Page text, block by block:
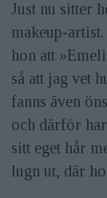
Just nu sitter
makeup-
hon att
så att jag vet
fanns även
och därför
sitt eget hår
lugn ut, där